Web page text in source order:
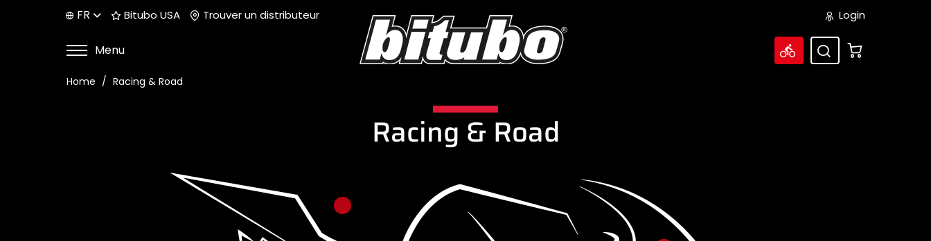
FR Bitubo USA Trouver un distributeur Login
Menu
Home Racing & Road
Racing & Road